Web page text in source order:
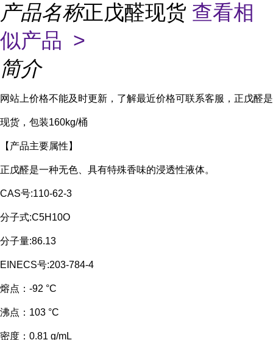
产品名称正戊醛现货 查看相
似产品 >
简介
网站上价格不能及时更新，了解最近价格可联系客服，正戊醛是
现货，包装160kg/桶
【产品主要属性】
正戊醛是一种无色、具有特殊香味的浸透性液体。
CAS号:110-62-3
分子式:C5H10O
分子量:86.13
EINECS号:203-784-4
熔点： -92 °C
沸点： 103 °C
密度： 0.81 g/mL